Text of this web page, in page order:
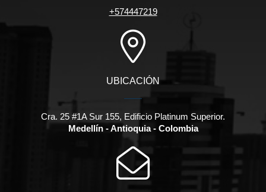
+574447219
UBICACIÓN
Cra. 25 #1A Sur 155, Edificio Platinum Superior.
Medellín - Antioquia - Colombia